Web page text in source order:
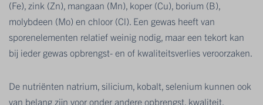
(Fe), zink (Zn), mangaan (Mn), koper (Cu), borium (B),
molybdeen (Mo) en chloor (Cl). Een gewas heeft van
sporenelementen relatief weinig nodig, maar een tekort kan
bij ieder gewas opbrengst- en of kwaliteitsverlies veroorzaken.
De nutriënten natrium, silicium, kobalt, selenium kunnen ook
van belang zijn voor onder andere opbrengst, kwaliteit,